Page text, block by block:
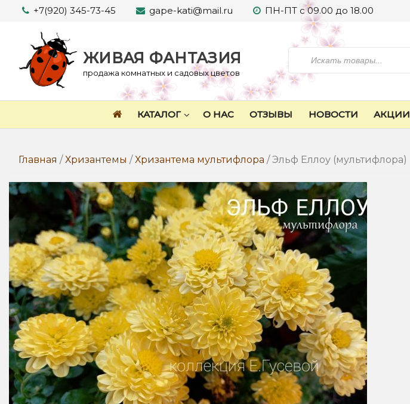
Перейти
содержимому
+7(920) 345-73-45 gape-kati@mail.ru ПН-ПТ с 09.00 до 18.00
ЖИВАЯ ФАНТАЗИЯ
продажа комнатных и садовых цветов
КАТАЛОГ О НАС ОТЗЫВЫ НОВОСТИ АКЦИИ
Главная / Хризантемы / Хризантема мультифлора / Эльф Еллоу (мультифлора)